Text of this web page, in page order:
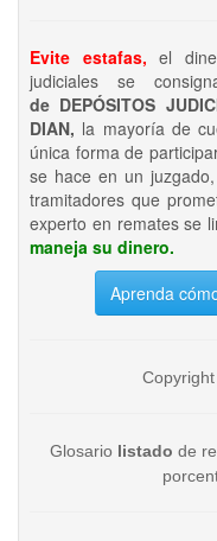
Evite estafas, el
judiciales se
de DEPÓSITOS
DIAN, la mayoría de
única forma de
se hace en un
tramitadores que
experto en remates se
maneja su dinero.
Aprenda
Glosario listado de